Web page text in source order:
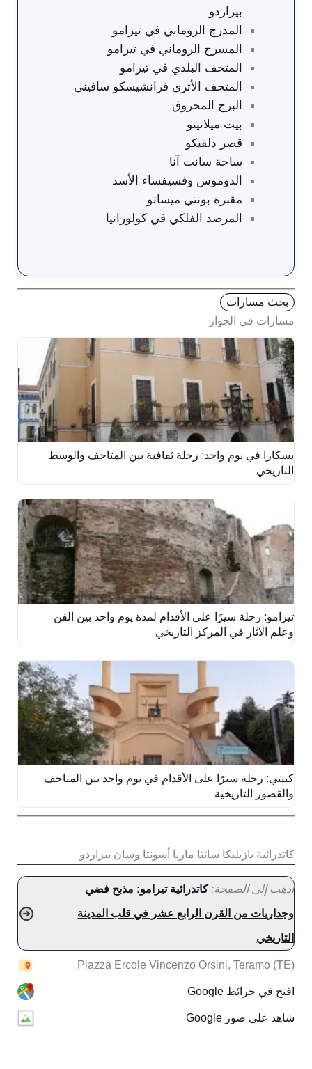
بيراردو
المدرج الروماني في تيرامو
المسرح الروماني في تيرامو
المتحف البلدي في تيرامو
المتحف الأثري فرانشيسكو سافيني
البرج المحروق
بيت ميلاتينو
قصر دلفيكو
ساحة سانت آنا
الدوموس وفسيفساء الأسد
مقبرة بونتي ميساتو
المرصد الفلكي في كولورانيا
مسارات في الجوار
بحث مسارات
بسكارا في يوم واحد: رحلة ثقافية بين المتاحف والوسط
التاريخي
تيرامو: رحلة سيرًا على الأقدام لمدة يوم واحد بين الفن
وعلم الآثار في المركز التاريخي
كييتي: رحلة سيرًا على الأقدام في يوم واحد بين المتاحف
والقصور التاريخية
كاتدرائية بازيليكا سانتا ماريا أسونتا وسان بيراردو
اذهب إلى الصفحة: كاتدرائية تيرامو: مذبح فضي
وجداريات من القرن الرابع عشر في قلب المدينة
التاريخي
Piazza Ercole Vincenzo Orsini, Teramo (TE)
افتح في خرائط Google
شاهد على صور Google